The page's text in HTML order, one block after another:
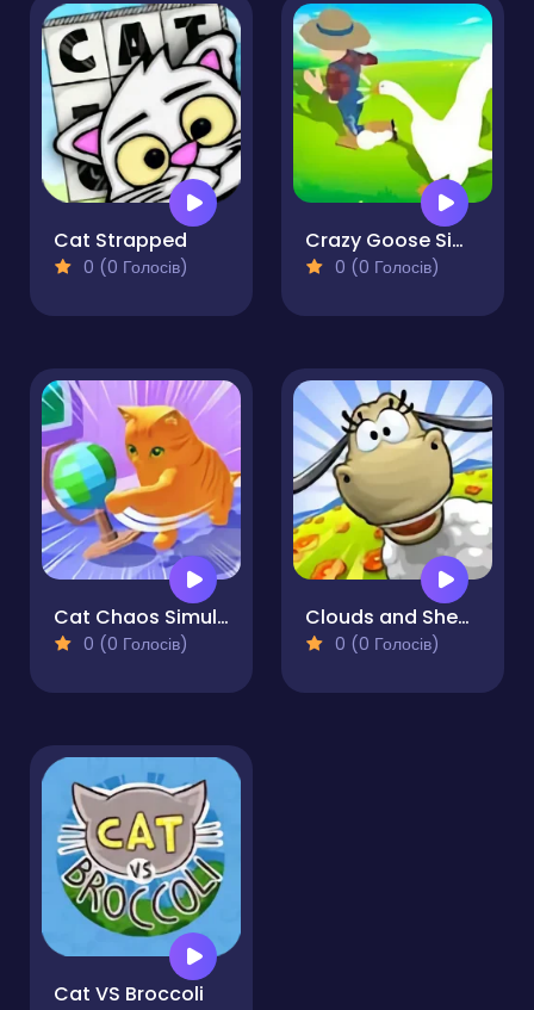
Cat Strapped
0 (0 Голосів)
Crazy Goose Simulator
0 (0 Голосів)
Cat Chaos Simulator
0 (0 Голосів)
Clouds and Sheep 2
0 (0 Голосів)
Cat VS Broccoli